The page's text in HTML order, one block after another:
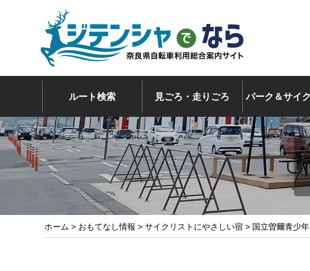
ルート検索 見ごろ・走りごろ パーク＆サイ
ホーム > おもてなし情報 >サイクリストにやさしい宿 > 国立曽爾青少